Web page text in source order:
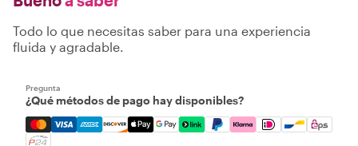
Todo lo que necesitas saber para una experiencia
fluida y agradable.
Pregunta
¿Qué métodos de pago hay disponibles?
Mastercard, Visa, Amex, Discover, Apple Pay, Google